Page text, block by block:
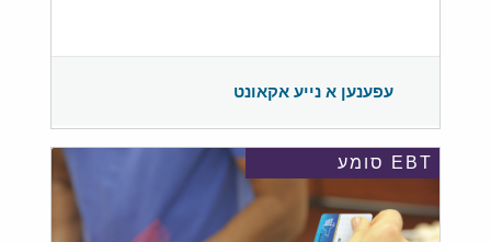
עפענען א נייע אקאונט
EBT סומע